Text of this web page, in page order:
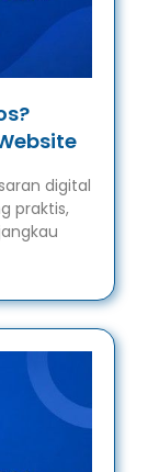
digital
praktis,